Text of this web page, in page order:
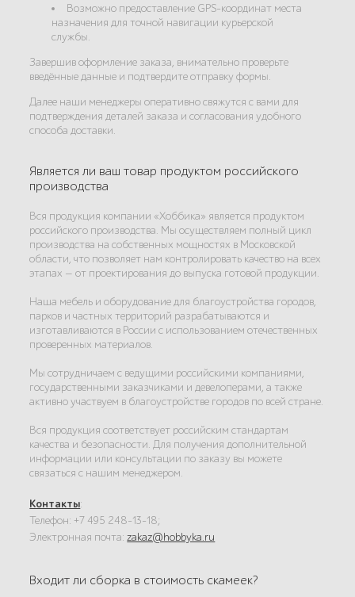
Возможно предоставление GPS-координат места
назначения для точной навигации курьерской
службы.
Завершив оформление заказа, внимательно проверьте
введённые данные и подтвердите отправку формы.
Далее наши менеджеры оперативно свяжутся с вами для
подтверждения деталей заказа и согласования удобного
способа доставки.
Является ли ваш товар продуктом российского
производства
Вся продукция компании «Хоббика» является продуктом
российского производства. Мы осуществляем полный цикл
производства на собственных мощностях в Московской
области, что позволяет нам контролировать качество на всех
этапах — от проектирования до выпуска готовой продукции.
Наша мебель и оборудование для благоустройства городов,
парков и частных территорий разрабатываются и
изготавливаются в России с использованием отечественных
проверенных материалов.
Мы сотрудничаем с ведущими российскими компаниями,
государственными заказчиками и девелоперами, а также
активно участвуем в благоустройстве городов по всей стране.
Вся продукция соответствует российским стандартам
качества и безопасности. Для получения дополнительной
информации или консультации по заказу вы можете
связаться с нашим менеджером.
Контакты:
Телефон: +7 495 248-13-18;
Электронная почта:zakaz@hobbyka.ru
Входит ли сборка в стоимость скамеек?